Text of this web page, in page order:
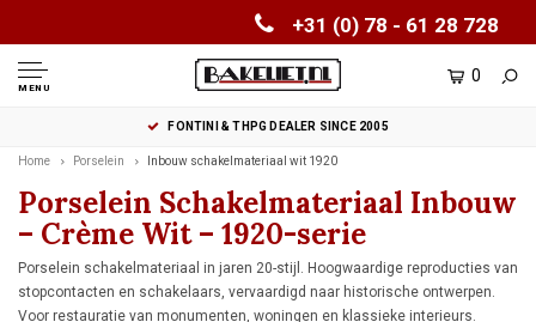
+31 (0) 78 - 61 28 728
MENU
0
FONTINI & THPG DEALER SINCE 2005
Home Porselein Inbouw schakelmateriaal wit 1920
Porselein Schakelmateriaal Inbouw
– Crème Wit – 1920-serie
Porselein schakelmateriaal in jaren 20-stijl. Hoogwaardige reproducties van
stopcontacten en schakelaars, vervaardigd naar historische ontwerpen.
Voor restauratie van monumenten, woningen en klassieke interieurs.